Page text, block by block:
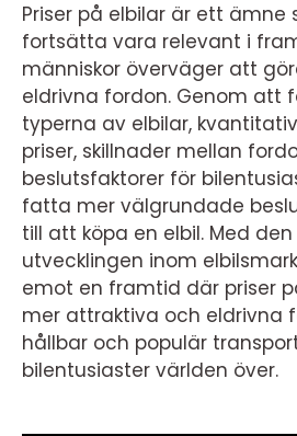
Priser på elbilar är ett
fortsätta vara relevant i
människor överväger att
eldrivna fordon. Genom att
typerna av elbilar,
priser, skillnader mellan
beslutsfaktorer för
fatta mer välgrundade
till att köpa en elbil. Med
utvecklingen inom
emot en framtid där priser
mer attraktiva och eldrivna
hållbar och populär
bilentusiaster världen över.